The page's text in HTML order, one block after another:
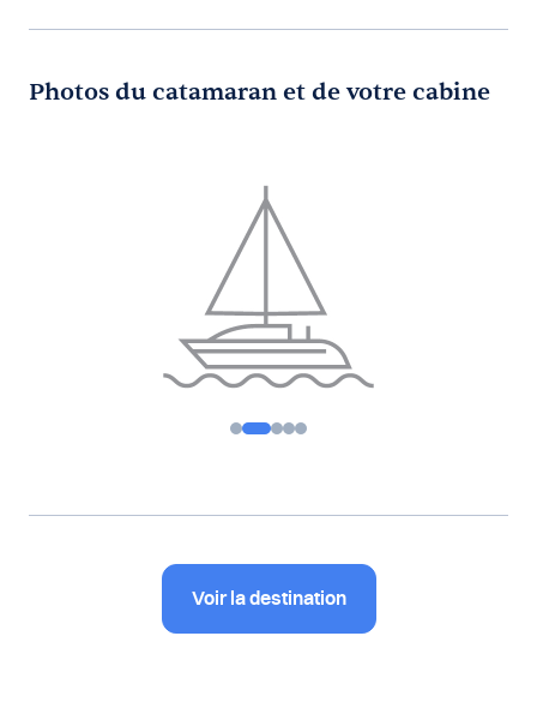
Photos du catamaran et de votre cabine
Voir la destination